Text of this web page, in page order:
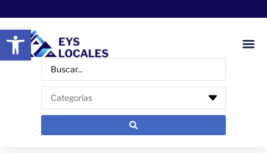
Abrir barra de herramientas